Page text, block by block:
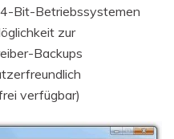
Bit-Betriebssystemen
zur
Backups
verfügbar)